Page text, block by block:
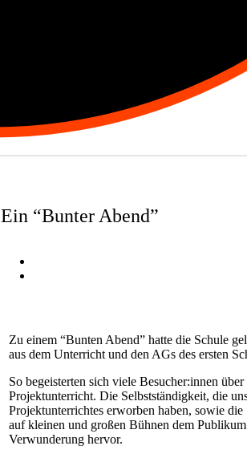
Ein “Bunter Abend”
Zu einem “Bunten Abend” hatte die Schule
aus dem Unterricht und den AGs des ersten
So begeisterten sich viele Besucher:innen
Projektunterricht. Die Selbstständigkeit, die
Projektunterrichtes erworben haben, sowie
auf kleinen und großen Bühnen dem
Verwunderung hervor.